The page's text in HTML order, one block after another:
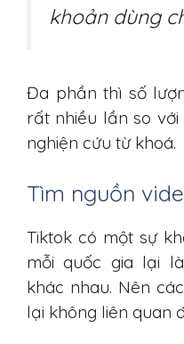
khoản dùng
Đa phần thì số
rất nhiều lần so
nghiện cứu từ khoá.
Tìm nguồn
Tiktok có một sự
mỗi quốc gia lại
khác nhau. Nên
lại không liên quan